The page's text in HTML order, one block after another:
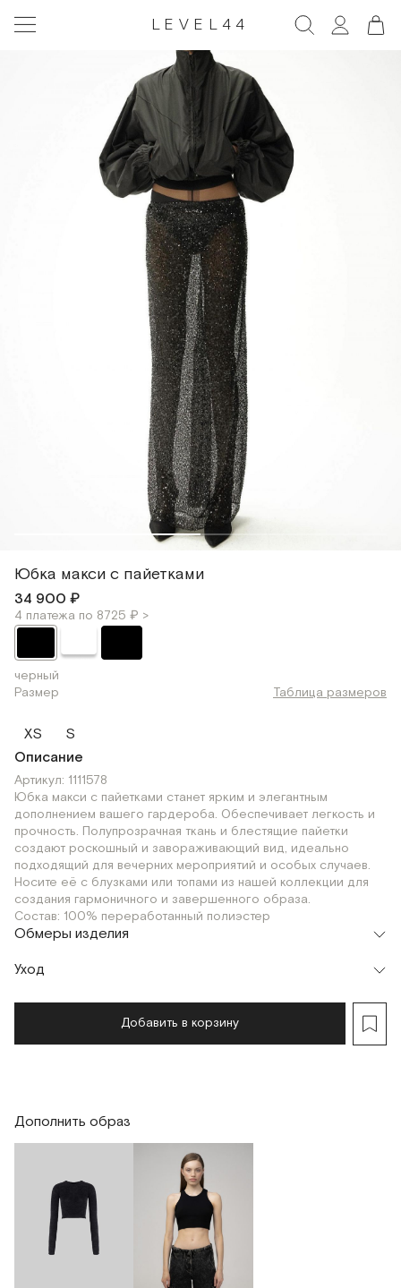
LEVEL44
Юбка макси с пайетками
34 900 ₽
4 платежа по 8725 ₽ >
черный
Размер
Таблица размеров
XS
S
Описание
Артикул: 1111578
Юбка макси с пайетками станет ярким и элегантным
дополнением вашего гардероба. Обеспечивает легкость и
прочность. Полупрозрачная ткань и блестящие пайетки
создают роскошный и завораживающий вид, идеально
подходящий для вечерних мероприятий и особых случаев.
Носите её с блузками или топами из нашей коллекции для
создания гармоничного и завершенного образа.
Состав: 100% переработанный полиэстер
Обмеры изделия
Уход
Добавить в корзину
Дополнить образ